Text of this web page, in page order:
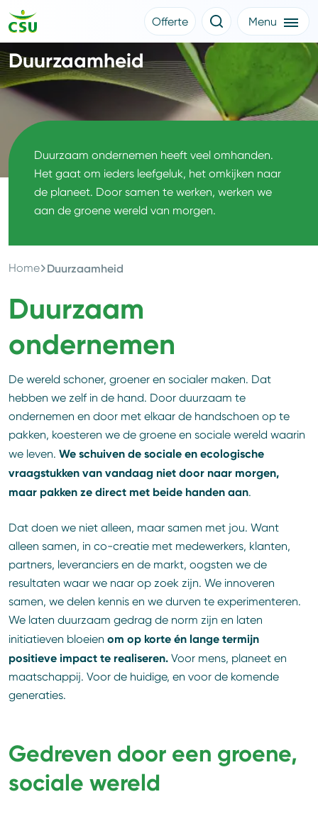
Nieuws
Klantverhalen
Over CSU
Werken bij CSU
Medewerkers
CSU Login
Offerte aanvragen
Offerte Menu
Duurzaamheid
Duurzaam ondernemen heeft veel omhanden.
Het gaat om ieders leefgeluk, het omkijken naar
de planeet. Door samen te werken, werken we
aan de groene wereld van morgen.
Home Duurzaamheid
Duurzaam
ondernemen
De wereld schoner, groener en socialer maken. Dat
hebben we zelf in de hand. Door duurzaam te
ondernemen en door met elkaar de handschoen op te
pakken, koesteren we de groene en sociale wereld waarin
we leven. We schuiven de sociale en ecologische
vraagstukken van vandaag niet door naar morgen,
maar pakken ze direct met beide handen aan.
Dat doen we niet alleen, maar samen met jou. Want
alleen samen, in co-creatie met medewerkers, klanten,
partners, leveranciers en de markt, oogsten we de
resultaten waar we naar op zoek zijn. We innoveren
samen, we delen kennis en we durven te experimenteren.
We laten duurzaam gedrag de norm zijn en laten
initiatieven bloeien om op korte én lange termijn
positieve impact te realiseren. Voor mens, planeet en
maatschappij. Voor de huidige, en voor de komende
generaties.
Gedreven door een groene,
sociale wereld